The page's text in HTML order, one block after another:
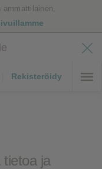
ammattilainen,
Rekisteröidy
tietoa ja